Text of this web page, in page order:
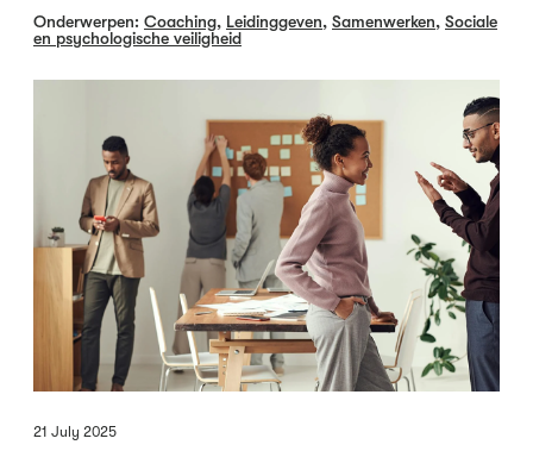
Onderwerpen: Coaching, Leidinggeven, Samenwerken, Sociale
en psychologische veiligheid
21 July 2025